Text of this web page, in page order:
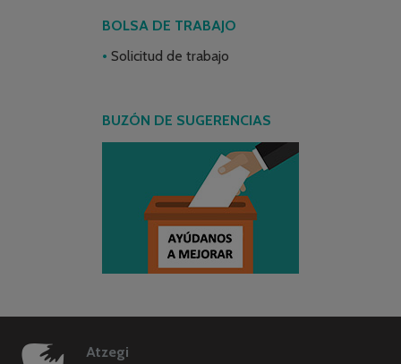
BOLSA DE TRABAJO
Solicitud de trabajo
BUZÓN DE SUGERENCIAS
Atzegi